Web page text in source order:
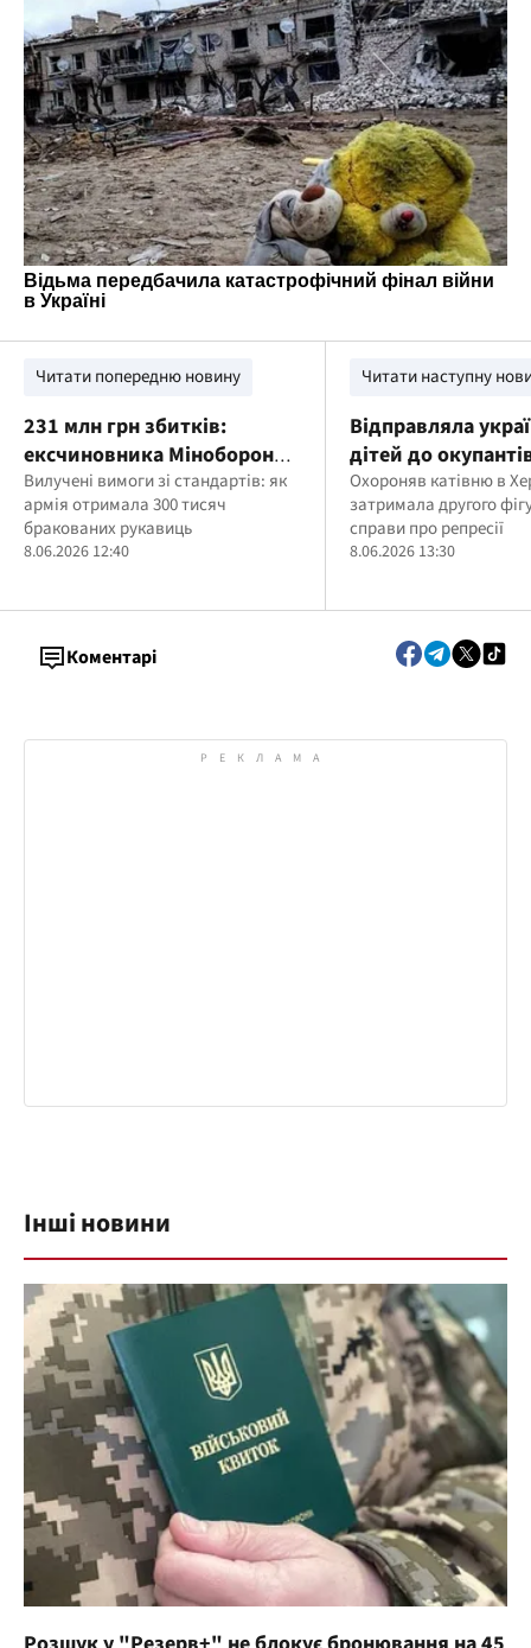
Читати попередню новину
231 млн грн збитків:
ексчиновника Міноборони
судитимуть через неякісні
рукавиці для військових
Вилучені вимоги зі стандартів: як
армія отримала 300 тисяч
бракованих рукавиць
8.06.2026 12:40
Читати наступну
Відправляла
дітей до
охороняв
викрила двох
Охороняв катівню в
затримала другого
справи про репресії
8.06.2026 13:30
Коментарі
Інші новини